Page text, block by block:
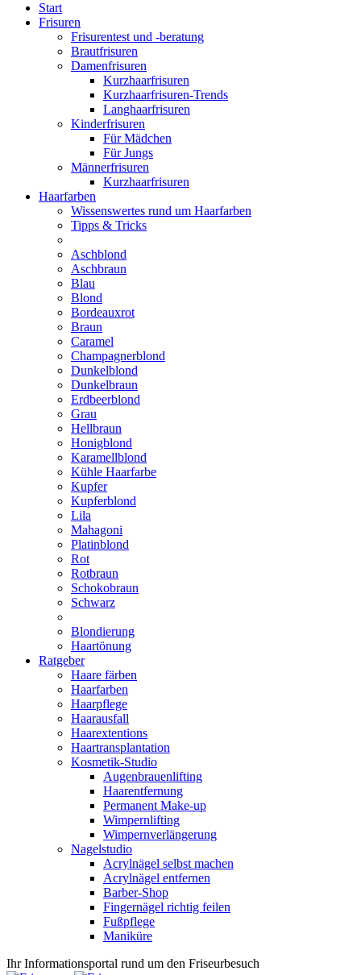
Start
Frisuren
Frisurentest und -beratung
Brautfrisuren
Damenfrisuren
Kurzhaarfrisuren
Kurzhaarfrisuren-Trends
Langhaarfrisuren
Kinderfrisuren
Für Mädchen
Für Jungs
Männerfrisuren
Kurzhaarfrisuren
Haarfarben
Wissenswertes rund um Haarfarben
Tipps & Tricks
Aschblond
Aschbraun
Blau
Blond
Bordeauxrot
Braun
Caramel
Champagnerblond
Dunkelblond
Dunkelbraun
Erdbeerblond
Grau
Hellbraun
Honigblond
Karamellblond
Kühle Haarfarbe
Kupfer
Kupferblond
Lila
Mahagoni
Platinblond
Rot
Rotbraun
Schokobraun
Schwarz
Blondierung
Haartönung
Ratgeber
Haare färben
Haarfarben
Haarpflege
Haarausfall
Haarextentions
Haartransplantation
Kosmetik-Studio
Augenbrauenlifting
Haarentfernung
Permanent Make-up
Wimpernlifting
Wimpernverlängerung
Nagelstudio
Acrylnägel selbst machen
Acrylnägel entfernen
Barber-Shop
Fingernägel richtig feilen
Fußpflege
Maniküre
Ihr Informationsportal rund um den Friseurbesuch